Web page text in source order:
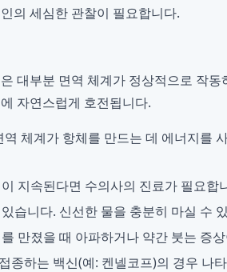
의 세심한 관찰이 필요합니다.
대부분 면역 체계가 정상적으로 작
자연스럽게 호전됩니다.
체계가 항체를 만드는 데 에너지를
지속된다면 수의사의 진료가 필요합
습니다. 신선한 물을 충분히 마실 수
만졌을 때 아파하거나 약간 붓는 증
종하는 백신(예: 켄넬코프)의 경우 나